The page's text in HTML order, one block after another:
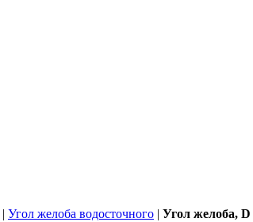
| Угол желоба водосточного | Угол желоба, D